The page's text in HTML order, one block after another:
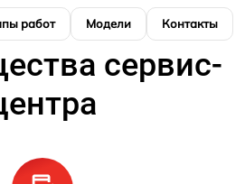
работ Модели Контакты
сервис-